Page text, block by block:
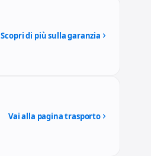
Scopri di più sulla garanzia
Vai alla pagina trasporto